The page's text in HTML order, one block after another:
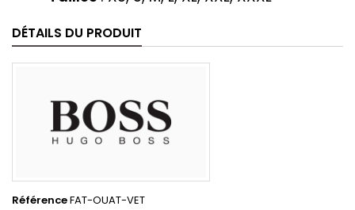
DÉTAILS DU PRODUIT
RéférenceFAT-OUAT-VET